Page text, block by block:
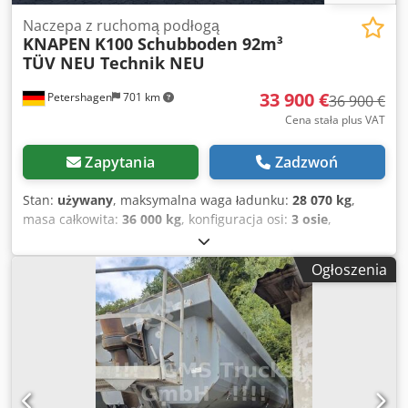
Petershagen 701 km
Naczepa z ruchomą podłogą
KNAPEN K100 Schubboden 92m³
TÜV NEU Technik NEU
33 900 €36 900 €
Cena stała plus VAT
Zapytania Zadzwoń
Stan: używany, maksymalna waga ładunku: 28 070 kg,
masa całkowita: 36 000 kg, konfiguracja osi: 3 osie,
07/2020, następna inspekcja (TÜV):
01/2027, objętość przestrzeni ładunkowej:92 m³, całkowita
2 550 mm, całkowita wysokość:4 000 mm,
Wyposażenie:ABS, Knapen Schubboden K100 92m³,
podłoga 10 mm, TÜV NOWY Ogólne Producent: Knapen
Trailers * Model / Typ: K100 A5060 * Rok produkcji: 2020 *
Numer podwozia: XPNK0C100LD071956 202003-0071956-
r_order-configur? * Kraj rejestracji: Niemcy * Masa własna:
ok. 7.924 kg 202003-0071956-r_order-configur? *
Ogłoszenia